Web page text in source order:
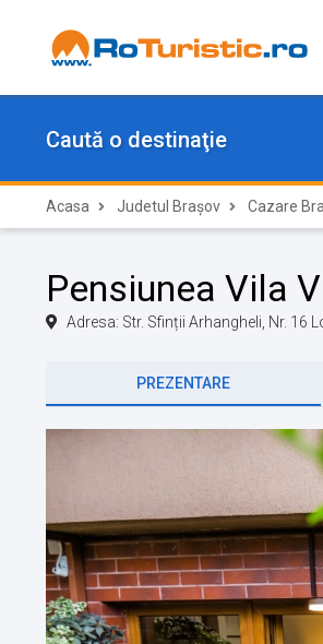
Caută o destinaţie
Acasa Judetul Brașov Cazare
Pensiunea Vila
Adresa: Str. Sfinții Arhangheli, Nr. 16
PREZENTARE